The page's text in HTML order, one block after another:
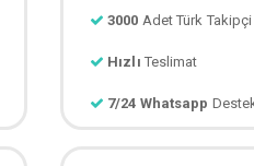
3000 Adet Türk Takipçi
Hızlı Teslimat
7/24 Whatsapp